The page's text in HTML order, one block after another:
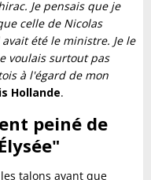
Je pensais que je
celle de Nicolas
été le ministre. Je le
voulais surtout pas
à l'égard de mon
Hollande.
peiné de
talons avant que